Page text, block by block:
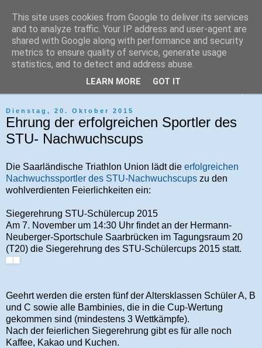
Tri-Sport Saar-Hochwald
Verein für Ausdauersport und Triathlon
Dienstag, 20. Oktober 2015
Ehrung der erfolgreichen Sportler des
STU- Nachwuchscups
Die Saarländische Triathlon Union lädt die erfolgreichen
Nachwuchssportler des STU-Nachwuchscups zu den
wohlverdienten Feierlichkeiten ein:
Siegerehrung STU-Schülercup 2015
Am 7. November um 14:30 Uhr findet an der Hermann-
Neuberger-Sportschule Saarbrücken im Tagungsraum 20
(T20) die Siegerehrung des STU-Schülercups 2015 statt.
Geehrt werden die ersten fünf der Altersklassen Schüler A, B
und C sowie alle Bambinies, die in die Cup-Wertung
gekommen sind (mindestens 3 Wettkämpfe).
Nach der feierlichen Siegerehrung gibt es für alle noch
Kaffee, Kakao und Kuchen.
This site uses cookies from Google to deliver its services
and to analyze traffic. Your IP address and user-agent are
shared with Google along with performance and security
metrics to ensure quality of service, generate usage
statistics, and to detect and address abuse.
LEARN MORE GOT IT